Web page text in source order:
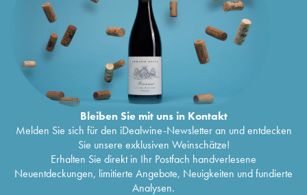
Bleiben Sie mit uns in Kontakt
Melden Sie sich für den iDealwine-Newsletter an und entdecken
Sie unsere exklusiven Weinschätze!
Erhalten Sie direkt in Ihr Postfach handverlesene
Neuentdeckungen, limitierte Angebote, Neuigkeiten und fundierte
Analysen.